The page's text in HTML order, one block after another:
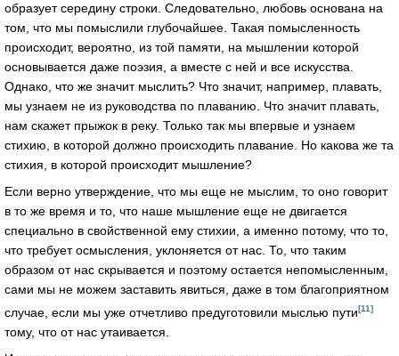
образует середину строки. Следовательно, любовь основана на
том, что мы помыслили глубочайшее. Такая помысленность
происходит, вероятно, из той памяти, на мышлении которой
основывается даже поэзия, а вместе с ней и все искусства.
Однако, что же значит мыслить? Что значит, например, плавать,
мы узнаем не из руководства по плаванию. Что значит плавать,
нам скажет прыжок в реку. Только так мы впервые и узнаем
стихию, в которой должно происходить плавание. Но какова же та
стихия, в которой происходит мышление?
Если верно утверждение, что мы еще не мыслим, то оно говорит
в то же время и то, что наше мышление еще не двигается
специально в свойственной ему стихии, а именно потому, что то,
что требует осмысления, уклоняется от нас. То, что таким
образом от нас скрывается и поэтому остается непомысленным,
сами мы не можем заставить явиться, даже в том благоприятном
случае, если мы уже отчетливо предуготовили мыслью пути[11]
тому, что от нас утаивается.